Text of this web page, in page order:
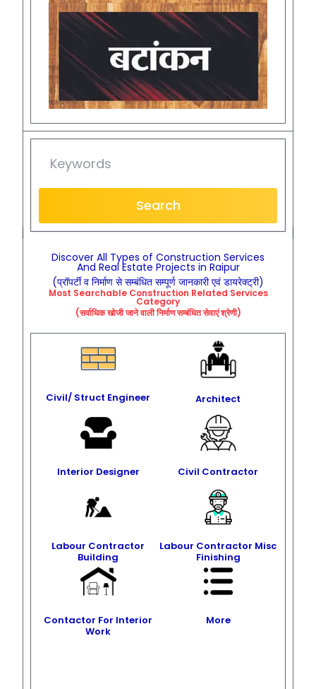
Search
Discover All Types of Construction Services
And Real Estate Projects in Raipur
(प्रॉपर्टी व निर्माण से सम्बंधित सम्पूर्ण जानकारी एवं डायरेक्ट्री)
Most Searchable Construction Related Services
Category
(सर्वाधिक खोजी जाने वाली निर्माण सम्बंधित सेवाएं श्रेणी)
Civil/ Struct Engineer Architect
Interior Designer Civil Contractor
Labour Contractor
Building
Labour Contractor Misc
Finishing
Contactor For Interior
Work
More